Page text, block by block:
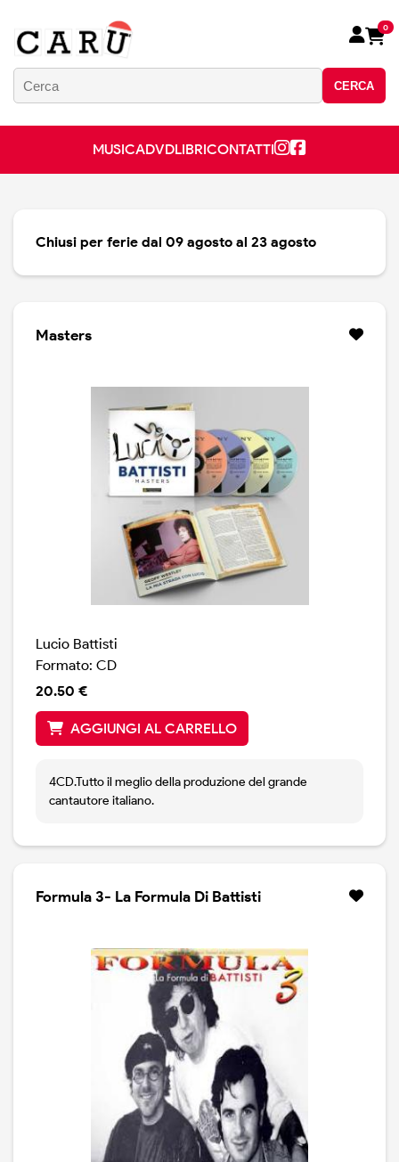
CERCA
0
MUSICADVDLIBRICONTATTI
Chiusi per ferie dal 09 agosto al 23 agosto
Masters
Lucio Battisti
Formato: CD
20.50 €
AGGIUNGI AL CARRELLO
4CD.Tutto il meglio della produzione del grande
cantautore italiano.
Formula 3- La Formula Di Battisti